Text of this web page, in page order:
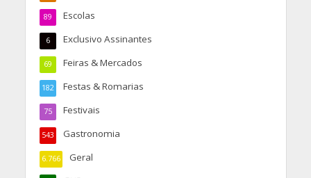
Escolas
89
Exclusivo Assinantes
6
Feiras & Mercados
69
Festas & Romarias
182
Festivais
75
Gastronomia
543
Geral
6.766